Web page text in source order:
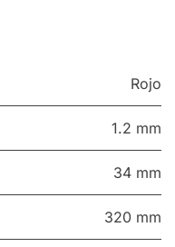
Rojo
1.2 mm
34 mm
320 mm